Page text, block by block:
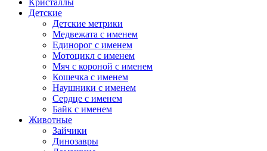
Кристаллы
Детские
Детские метрики
Медвежата с именем
Единорог с именем
Мотоцикл с именем
Мяч с короной с именем
Кошечка с именем
Наушники с именем
Сердце с именем
Байк с именем
Животные
Зайчики
Динозавры